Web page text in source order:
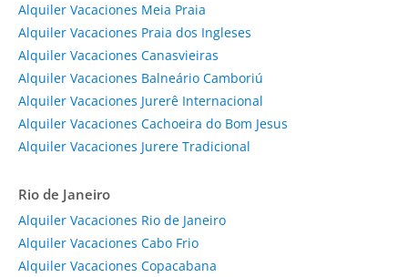
Alquiler Vacaciones Meia Praia
Alquiler Vacaciones Praia dos Ingleses
Alquiler Vacaciones Canasvieiras
Alquiler Vacaciones Balneário Camboriú
Alquiler Vacaciones Jurerê Internacional
Alquiler Vacaciones Cachoeira do Bom Jesus
Alquiler Vacaciones Jurere Tradicional
Rio de Janeiro
Alquiler Vacaciones Rio de Janeiro
Alquiler Vacaciones Cabo Frio
Alquiler Vacaciones Copacabana